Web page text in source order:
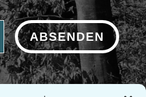
ABSENDEN